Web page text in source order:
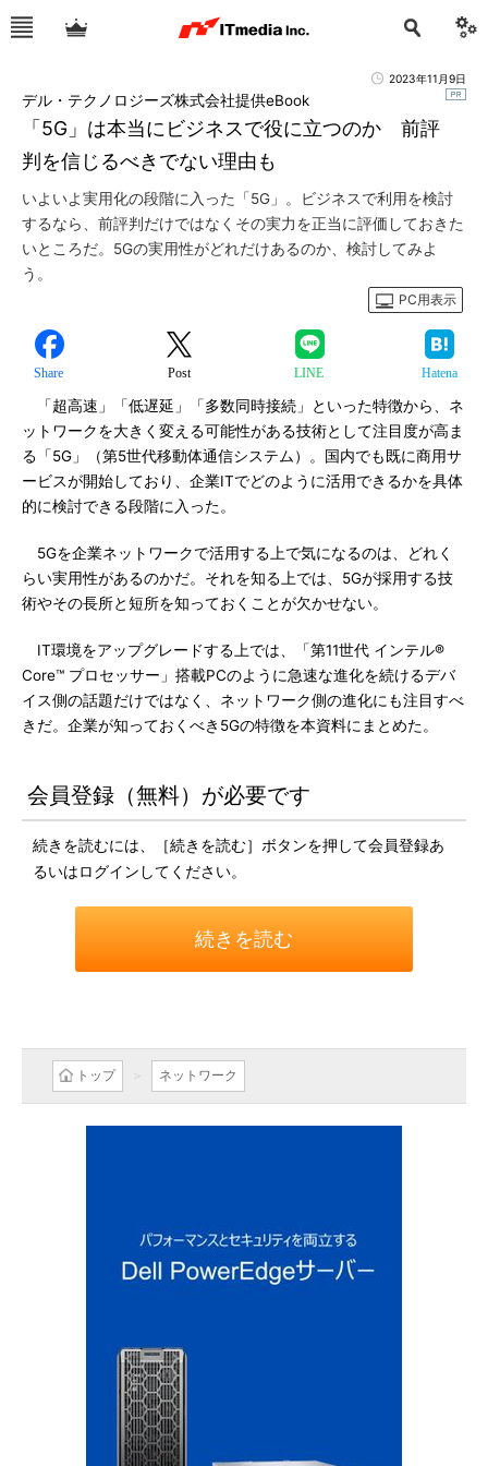
2023年11月9日
「5G」は本当にビジネスで役に立つのか 前評
判を信じるべきでない理由も
デル・テクノロジーズ株式会社提供eBook
いよいよ実用化の段階に入った「5G」。ビジネスで利用を検討
するなら、前評判だけではなくその実力を正当に評価しておきた
いところだ。5Gの実用性がどれだけあるのか、検討してみよ
う。
PC用表示
Share Post LINE Hatena
「超高速」「低遅延」「多数同時接続」といった特徴から、ネ
ットワークを大きく変える可能性がある技術として注目度が高ま
る「5G」（第5世代移動体通信システム）。国内でも既に商用サ
ービスが開始しており、企業ITでどのように活用できるかを具体
的に検討できる段階に入った。
5Gを企業ネットワークで活用する上で気になるのは、どれく
らい実用性があるのかだ。それを知る上では、5Gが採用する技
術やその長所と短所を知っておくことが欠かせない。
IT環境をアップグレードする上では、「第11世代 インテル®
Core™ プロセッサー」搭載PCのように急速な進化を続けるデバ
イス側の話題だけではなく、ネットワーク側の進化にも注目すべ
きだ。企業が知っておくべき5Gの特徴を本資料にまとめた。
会員登録（無料）が必要です
続きを読むには、［続きを読む］ボタンを押して会員登録あ
るいはログインしてください。
続きを読む
トップ ネットワーク